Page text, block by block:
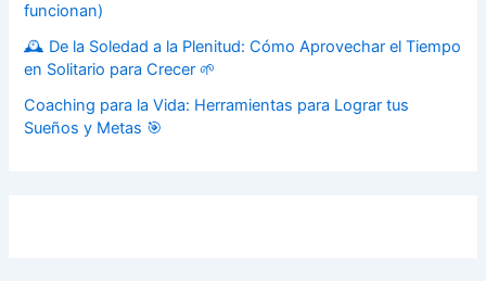
funcionan)
🕰️ De la Soledad a la Plenitud: Cómo Aprovechar el Tiempo
en Solitario para Crecer 🌱
Coaching para la Vida: Herramientas para Lograr tus
Sueños y Metas 🎯